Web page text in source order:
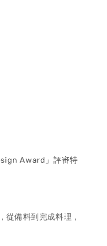
Award」評審特
從備料到完成料理，